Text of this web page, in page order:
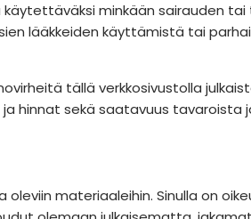
minkään sairauden tai
lääkkeiden käyttämistä tai
tällä verkkosivustolla
hinnat sekä saatavuus
materiaaleihin. Sinulla on